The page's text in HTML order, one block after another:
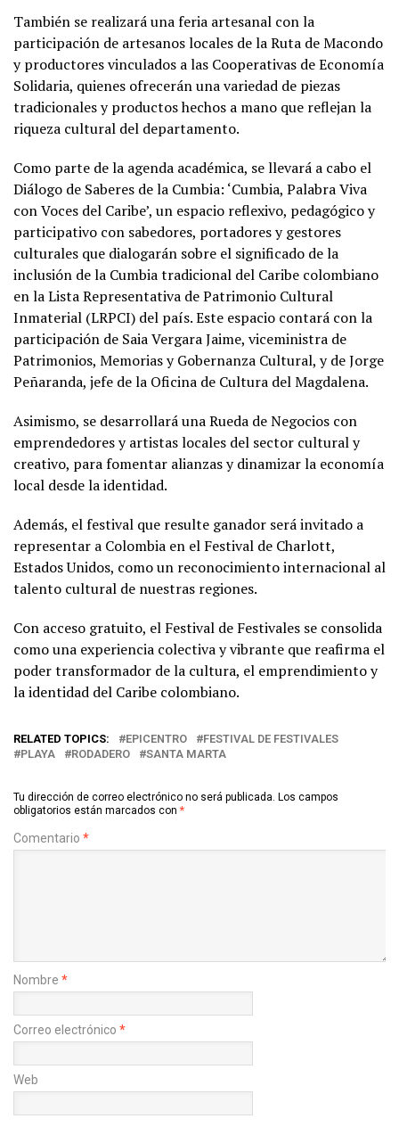
También se realizará una feria artesanal con la
participación de artesanos locales de la Ruta de Macondo
y productores vinculados a las Cooperativas de Economía
Solidaria, quienes ofrecerán una variedad de piezas
tradicionales y productos hechos a mano que reflejan la
riqueza cultural del departamento.
Como parte de la agenda académica, se llevará a cabo el
Diálogo de Saberes de la Cumbia: ‘Cumbia, Palabra Viva
con Voces del Caribe’, un espacio reflexivo, pedagógico y
participativo con sabedores, portadores y gestores
culturales que dialogarán sobre el significado de la
inclusión de la Cumbia tradicional del Caribe colombiano
en la Lista Representativa de Patrimonio Cultural
Inmaterial (LRPCI) del país. Este espacio contará con la
participación de Saia Vergara Jaime, viceministra de
Patrimonios, Memorias y Gobernanza Cultural, y de Jorge
Peñaranda, jefe de la Oficina de Cultura del Magdalena.
Asimismo, se desarrollará una Rueda de Negocios con
emprendedores y artistas locales del sector cultural y
creativo, para fomentar alianzas y dinamizar la economía
local desde la identidad.
Además, el festival que resulte ganador será invitado a
representar a Colombia en el Festival de Charlott,
Estados Unidos, como un reconocimiento internacional al
talento cultural de nuestras regiones.
Con acceso gratuito, el Festival de Festivales se consolida
como una experiencia colectiva y vibrante que reafirma el
poder transformador de la cultura, el emprendimiento y
la identidad del Caribe colombiano.
RELATED TOPICS: EPICENTRO
FESTIVAL DE FESTIVALES
PLAYA
RODADERO SANTA MARTA
Tu dirección de correo electrónico no será publicada. Los campos
obligatorios están marcados con *
Comentario *
Nombre *
Correo electrónico *
Web